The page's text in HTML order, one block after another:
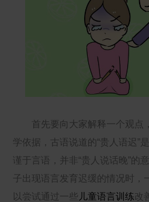
首先要向大家解释一个观点，
学依据，古语说道的“贵人语迟”
谨于言语，并非“贵人说话晚”的
子出现语言发育迟缓的情况时
以尝试通过一些 儿童语言训练改